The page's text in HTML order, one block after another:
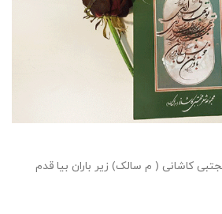
کاشانی ( م سالک) زير باران بيا قدم